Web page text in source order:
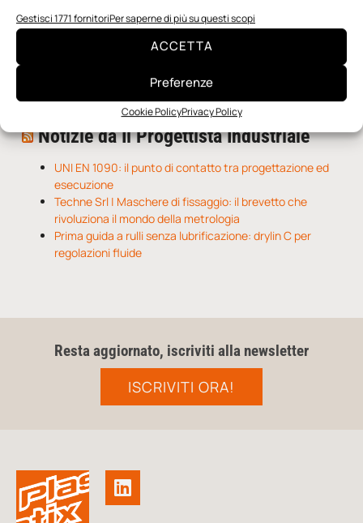
Gestisci 1771 fornitoriPer saperne di più su questi scopi
ACCETTA
Preferenze
Cookie PolicyPrivacy Policy
I nanonastri di grafene come potenziali sensori per i
Una nuova mano robotica passa da una pinza all’altra
O-Ring, tecnica e applicazioni
Notizie da Il Progettista Industriale
UNI EN 1090: il punto di contatto tra progettazione ed
esecuzione
Techne Srl | Maschere di fissaggio: il brevetto che
rivoluziona il mondo della metrologia
Prima guida a rulli senza lubrificazione: drylin C per
regolazioni fluide
Resta aggiornato, iscriviti alla newsletter
ISCRIVITI ORA!